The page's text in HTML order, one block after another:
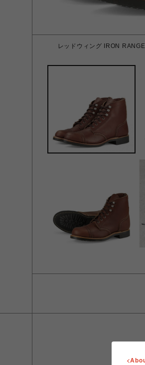
レッドウィング IRON